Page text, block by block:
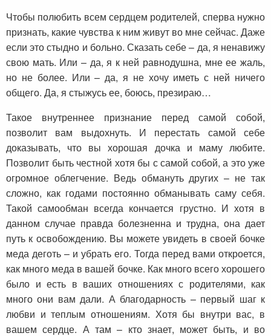
Чтобы полюбить всем сердцем родителей, сперва нужно
признать, какие чувства к ним живут во мне сейчас. Даже
если это стыдно и больно. Сказать себе – да, я ненавижу
свою мать. Или – да, я к ней равнодушна, мне ее жаль,
но не более. Или – да, я не хочу иметь с ней ничего
общего. Да, я стыжусь ее, боюсь, презираю…
Такое внутреннее признание перед самой собой,
позволит вам выдохнуть. И перестать самой себе
доказывать, что вы хорошая дочка и маму любите.
Позволит быть честной хотя бы с самой собой, а это уже
огромное облегчение. Ведь обмануть других – не так
сложно, как годами постоянно обманывать саму себя.
Такой самообман всегда кончается грустно. И хотя в
данном случае правда болезненна и трудна, она дает
путь к освобождению. Вы можете увидеть в своей бочке
меда деготь – и убрать его. Тогда перед вами откроется,
как много меда в вашей бочке. Как много всего хорошего
было и есть в ваших отношениях с родителями, как
много они вам дали. А благодарность – первый шаг к
любви и теплым отношениям. Хотя бы внутри вас, в
вашем сердце. А там – кто знает, может быть, и во